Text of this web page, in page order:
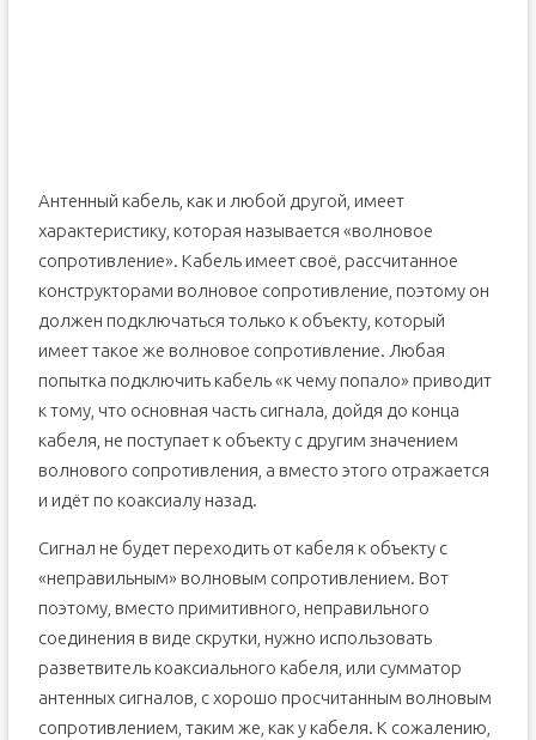
Антенный кабель, как и любой другой, имеет
характеристику, которая называется «волновое
сопротивление». Кабель имеет своё, рассчитанное
конструкторами волновое сопротивление, поэтому он
должен подключаться только к объекту, который
имеет такое же волновое сопротивление. Любая
попытка подключить кабель «к чему попало» приводит
к тому, что основная часть сигнала, дойдя до конца
кабеля, не поступает к объекту с другим значением
волнового сопротивления, а вместо этого отражается
и идёт по коаксиалу назад.
Сигнал не будет переходить от кабеля к объекту с
«неправильным» волновым сопротивлением. Вот
поэтому, вместо примитивного, неправильного
соединения в виде скрутки, нужно использовать
разветвитель коаксиального кабеля, или сумматор
антенных сигналов, с хорошо просчитанным волновым
сопротивлением, таким же, как у кабеля. К сожалению,